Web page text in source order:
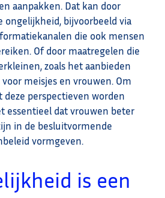
aanpakken. Dat kan door
ongelijkheid, bijvoorbeeld via
die ook mensen
Of door maatregelen die
zoals het aanbieden
meisjes en vrouwen. Om
deze perspectieven worden
essentieel dat vrouwen beter
in de besluitvormende
vormgeven.
is een